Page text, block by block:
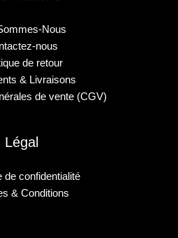
Nous
nous
de retour
& Livraisons
de vente (CGV)
Légal
de confidentialité
& Conditions